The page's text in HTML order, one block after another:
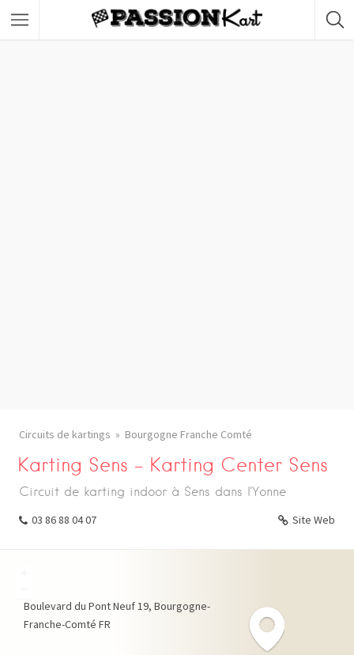
Circuits de kartings Bourgogne Franche Comté
Karting Sens – Karting Center Sens
Circuit de karting indoor à Sens dans l'Yonne
03 86 88 04 07 Site Web
Boulevard du Pont Neuf19 Bourgogne-
Franche-Comté FR